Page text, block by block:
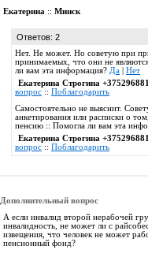
Екатерина :: Минск
Ответов: 2
Нет. Не может. Но советую при
принимаемых, что они не
ли вам эта информация? Да
Нет
Екатерина Строгина
вопрос :: Поблагодарить
Самостоятельно не выяснит.
анкетирования или расписки о
пенсию :: Помогла ли вам эта
Екатерина Строгина
вопрос :: Поблагодарить
Дополнительный вопрос
А если инвалид второй нерабочей
инвалидность, не может ли с
извещения, что человек не может
пенсионный фонд?